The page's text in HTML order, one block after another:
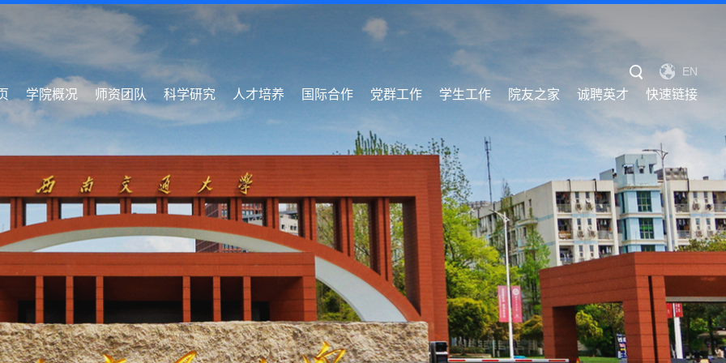
EN
学院概况 师资团队 科学研究 人才培养 国际合作 党群工作 学生工作 院友之家 诚聘英才 快速链接